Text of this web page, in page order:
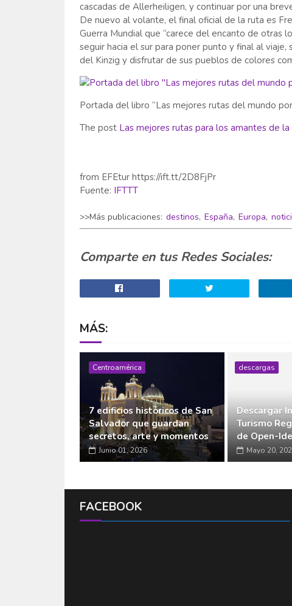
cascadas de Allerheiligen, y continuar por una
De nuevo al volante, el final oficial de la ruta es
Guerra Mundial que “carece del encanto de otras
seguir hacia el sur para poner punto y final al
del Kinzig y disfrutar de sus pueblos de colores
Portada del libro “Las mejores rutas del mundo
The post Las mejores rutas para los amantes de
from EFEtur https://ift.tt/2D8FjPr
Fuente: IFTTT
>>Más publicaciones: destinos, España, Europa,
Comparte en tus Redes Sociales:
MÁS:
Centroamérica
7 edificios históricos de San
Salvador que guardan
secretos, arte y momentos
Junio 01, 2026
descargas
Descargar
Turismo
de Open-
Mayo 20,
FACEBOOK